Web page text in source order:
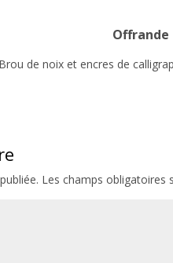
Offrande
Brou de noix et encres de
Les champs obligatoires